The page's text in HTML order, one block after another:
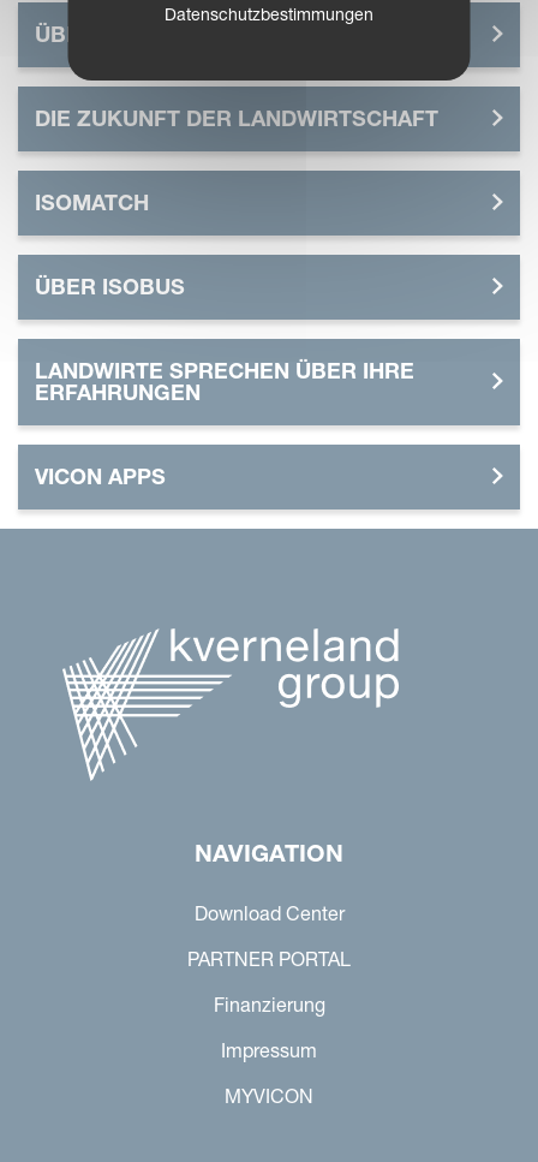
ÜBER IM FARMING
DIE ZUKUNFT DER LANDWIRTSCHAFT
ISOMATCH
ÜBER ISOBUS
LANDWIRTE SPRECHEN ÜBER IHRE
ERFAHRUNGEN
VICON APPS
NAVIGATION
Download Center
PARTNER PORTAL
Finanzierung
Impressum
MYVICON
Datenschutzbestimmungen